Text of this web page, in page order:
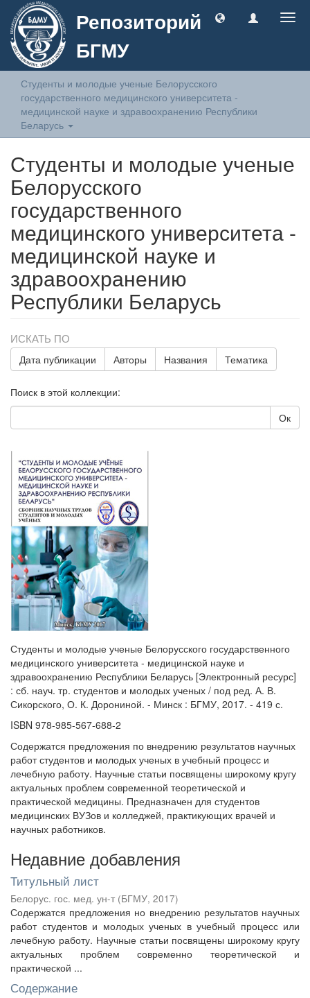
Репозиторий
БГМУ
Студенты и молодые ученые Белорусского
государственного медицинского университета -
медицинской науке и здравоохранению Республики
Беларусь
Студенты и молодые ученые
Белорусского
государственного
медицинского университета -
медицинской науке и
здравоохранению
Республики Беларусь
ИСКАТЬ ПО
Дата публикации Авторы Названия Тематика
Поиск в этой коллекции:
Ок
Студенты и молодые ученые Белорусского государственного
медицинского университета - медицинской науке и
здравоохранению Республики Беларусь [Электронный ресурс]
: сб. науч. тр. студентов и молодых ученых / под ред. А. В.
Сикорского, О. К. Дорониной. - Минск : БГМУ, 2017. - 419 с.
ISBN 978-985-567-688-2
Содержатся предложения по внедрению результатов научных
работ студентов и молодых ученых в учебный процесс и
лечебную работу. Научные статьи посвящены широкому кругу
актуальных проблем современной теоретической и
практической медицины. Предназначен для студентов
медицинских ВУЗов и колледжей, практикующих врачей и
научных работников.
Недавние добавления
Титульный лист
Белорус. гос. мед. ун-т (БГМУ, 2017)
Содержатся предложения но внедрению результатов научных
работ студентов и молодых ученых в учебный процесс или
лечебную работу. Научные статьи посвящены широкому кругу
актуальных проблем современно теоретической и
практической ...
Содержание